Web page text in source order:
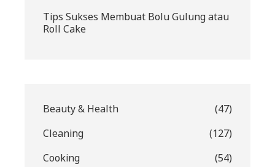
Tips Sukses Membuat Bolu Gulung atau
Roll Cake
Beauty & Health
(47)
Cleaning
(127)
Cooking
(54)